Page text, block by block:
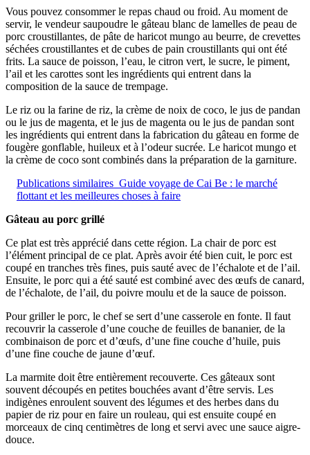
Vous pouvez consommer le repas chaud ou froid. Au moment de
servir, le vendeur saupoudre le gâteau blanc de lamelles de peau de
porc croustillantes, de pâte de haricot mungo au beurre, de crevettes
séchées croustillantes et de cubes de pain croustillants qui ont été
frits. La sauce de poisson, l’eau, le citron vert, le sucre, le piment,
l’ail et les carottes sont les ingrédients qui entrent dans la
composition de la sauce de trempage.
Le riz ou la farine de riz, la crème de noix de coco, le jus de pandan
ou le jus de magenta, et le jus de magenta ou le jus de pandan sont
les ingrédients qui entrent dans la fabrication du gâteau en forme de
fougère gonflable, huileux et à l’odeur sucrée. Le haricot mungo et
la crème de coco sont combinés dans la préparation de la garniture.
Publications similaires Guide voyage de Cai Be : le marché
flottant et les meilleures choses à faire
Gâteau au porc grillé
Ce plat est très apprécié dans cette région. La chair de porc est
l’élément principal de ce plat. Après avoir été bien cuit, le porc est
coupé en tranches très fines, puis sauté avec de l’échalote et de l’ail.
Ensuite, le porc qui a été sauté est combiné avec des œufs de canard,
de l’échalote, de l’ail, du poivre moulu et de la sauce de poisson.
Pour griller le porc, le chef se sert d’une casserole en fonte. Il faut
recouvrir la casserole d’une couche de feuilles de bananier, de la
combinaison de porc et d’œufs, d’une fine couche d’huile, puis
d’une fine couche de jaune d’œuf.
La marmite doit être entièrement recouverte. Ces gâteaux sont
souvent découpés en petites bouchées avant d’être servis. Les
indigènes enroulent souvent des légumes et des herbes dans du
papier de riz pour en faire un rouleau, qui est ensuite coupé en
morceaux de cinq centimètres de long et servi avec une sauce aigre-
douce.